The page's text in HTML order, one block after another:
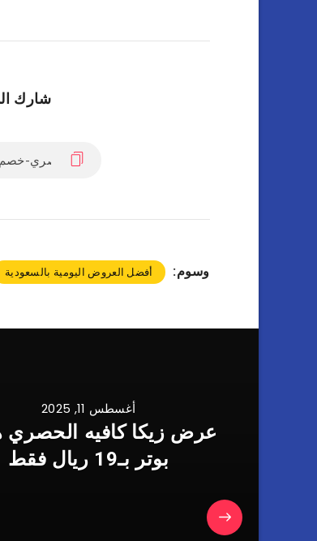
شارك
وسوم: أفضل العروض اليومية بالسعودية
أغسطس 11, 2025
عرض زيكا كافيه الحصري
بوتر بـ19 ريال فقط